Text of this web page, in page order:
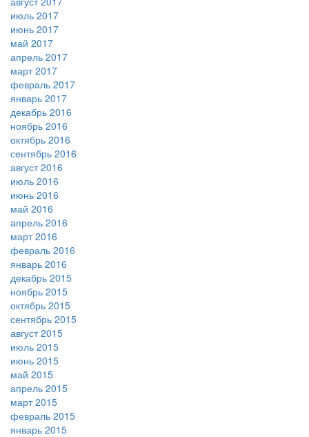
июль 2017
июнь 2017
май 2017
апрель 2017
март 2017
февраль 2017
январь 2017
декабрь 2016
ноябрь 2016
октябрь 2016
сентябрь 2016
август 2016
июль 2016
июнь 2016
май 2016
апрель 2016
март 2016
февраль 2016
январь 2016
декабрь 2015
ноябрь 2015
октябрь 2015
сентябрь 2015
август 2015
июль 2015
июнь 2015
май 2015
апрель 2015
март 2015
февраль 2015
январь 2015